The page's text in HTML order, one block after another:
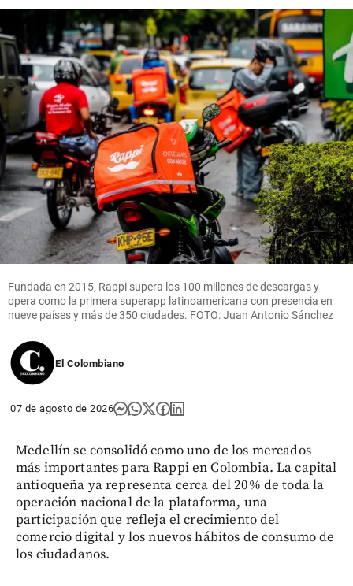
Fundada en 2015, Rappi supera los 100 millones de descargas y
opera como la primera superapp latinoamericana con presencia en
nueve países y más de 350 ciudades. FOTO: Juan Antonio Sánchez
El Colombiano
07 de agosto de 2026
Medellín se consolidó como uno de los mercados
más importantes para Rappi en Colombia. La capital
antioqueña ya representa cerca del 20% de toda la
operación nacional de la plataforma, una
participación que refleja el crecimiento del
comercio digital y los nuevos hábitos de consumo de
los ciudadanos.